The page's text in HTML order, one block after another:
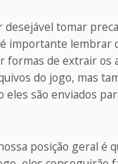
desejável tomar
importante lembrar
formas de extrair os
do jogo, mas
eles são enviados
posição geral é